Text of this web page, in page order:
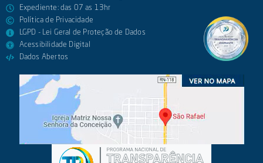
Expediente: das 07 as 13hr
Política de Privacidade
LGPD - Lei Geral de Proteção de Dados
Acessibilidade Digital
Dados Abertos